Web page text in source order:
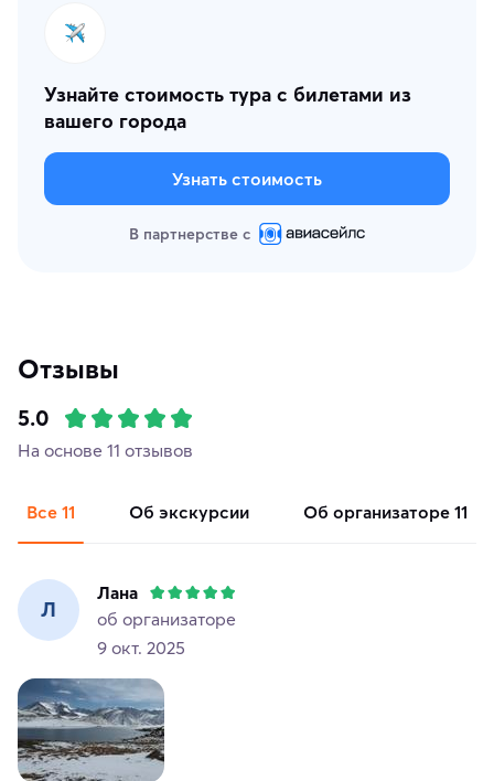
Узнайте стоимость тура с билетами из
вашего города
Узнать стоимость
В партнерстве с
Отзывы
5.0
На основе 11 отзывов
Все 11 об экскурсии об организаторе 11
Л
Лана
об организаторе
9 окт. 2025